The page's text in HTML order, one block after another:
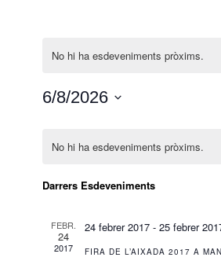
No hi ha esdeveniments pròxims.
6/8/2026
data.
deNo hi ha esdeveniments pròxims.
Darrers Esdeveniments
FEBR.
24
2017
24 febrer 2017- 25 febrer
FIRA DE L’AIXADA 2017 A